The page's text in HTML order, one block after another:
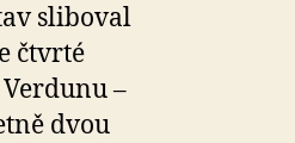
sliboval
čtvrté
–
dvou